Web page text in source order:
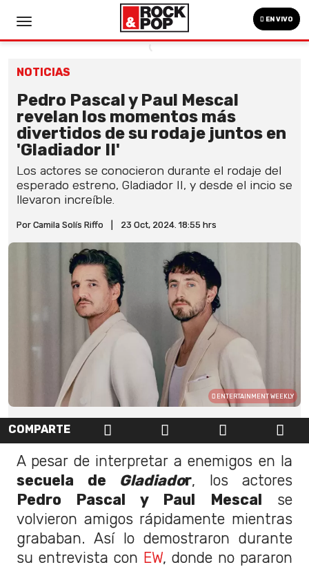
EN VIVO
NOTICIAS
Pedro Pascal y Paul Mescal
revelan los momentos más
divertidos de su rodaje juntos en
'Gladiador II'
Los actores se conocieron durante el rodaje del
esperado estreno, Gladiador II, y desde el incio se
llevaron increíble.
Por Camila Solís Riffo 23 Oct, 2024. 18:55 hrs
ENTERTAINMENT WEEKLY
COMPARTE
A pesar de interpretar a enemigos en la
secuela de Gladiador, los actores
Pedro Pascal y Paul Mescal se
volvieron amigos rápidamente mientras
grababan. Así lo demostraron durante
su entrevista con EW, donde no pararon